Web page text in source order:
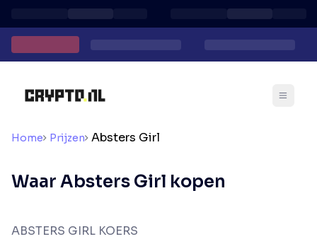
Home Prijzen Absters Girl
Waar Absters Girl kopen
ABSTERS GIRL KOERS